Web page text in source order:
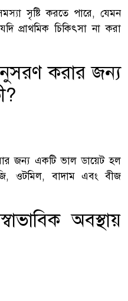
সৃষ্টি করতে পারে, যেমন
প্রাথমিক চিকিৎসা না করা
করার জন্য
জন্য একটি ভাল ডায়েট হল
ওটমিল, বাদাম এবং বীজ
অবস্থায়